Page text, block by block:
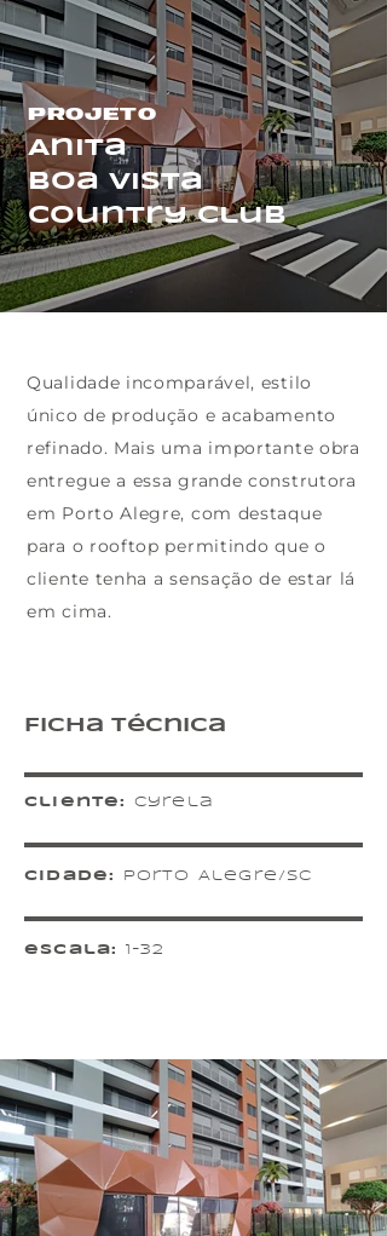
projeto
Anita
Boa Vista
Country Club
Qualidade incomparável, estilo
único de produção e acabamento
refinado. Mais uma importante obra
entregue a essa grande construtora
em Porto Alegre, com destaque
para o rooftop permitindo que o
cliente tenha a sensação de estar lá
em cima.
Ficha Técnica
Cliente: Cyrela
cidade: Porto Alegre/SC
escala: 1-32